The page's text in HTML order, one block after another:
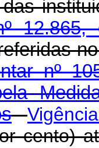
nº
cento)